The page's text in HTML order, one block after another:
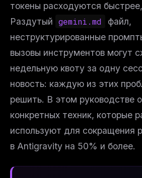
токены расходуются
Раздутый gemini.md
файл,
неструктурированные
вызовы инструментов могут
недельную квоту за одну
новость: каждую из этих
решить. В этом руководстве
конкретных техник, которые
используют для сокращения
в Antigravity на 50% и более.